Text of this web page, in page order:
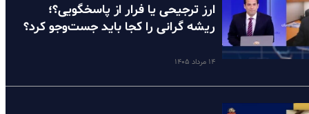
ارز ترجیحی یا فرار از پاسخگویی؟؛
ریشه گرانی را کجا باید جست‌وجو کرد؟
۱۴ مرداد ۱۴۰۵